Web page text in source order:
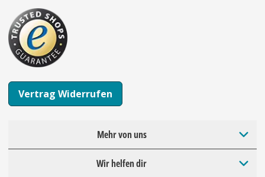
Vertrag Widerrufen
Mehr von uns
Wir helfen dir